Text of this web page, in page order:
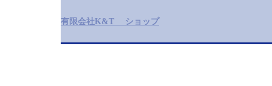
有限会社K&T ショップ